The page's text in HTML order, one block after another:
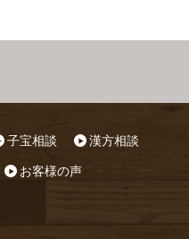
子宝相談 漢方相談
お客様の声